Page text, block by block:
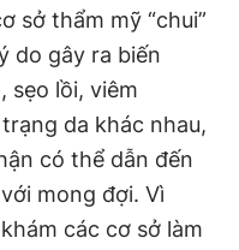
sở thẩm mỹ “chui”
do gây ra biến
sẹo lồi, viêm
da khác nhau,
có thể dẫn đến
mong đợi. Vì
các cơ sở làm